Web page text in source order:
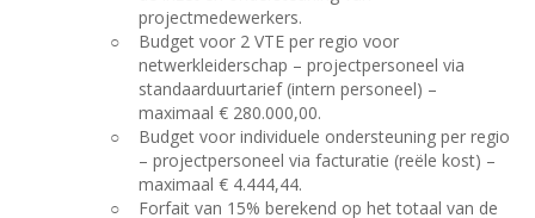
projectmedewerkers.
○
Budget voor 2 VTE per regio voor
netwerkleiderschap – projectpersoneel via
standaarduurtarief (intern personeel) –
maximaal € 280.000,00.
○
Budget voor individuele ondersteuning per regio
– projectpersoneel via facturatie (reële kost) –
maximaal € 4.444,44.
○
Forfait van 15% berekend op het totaal van de